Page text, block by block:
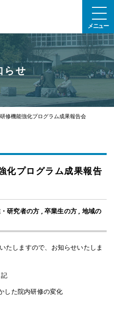
メニュー
らせ
修機能強化プログラム成果報告会
化プログラム成果報告
研究者の方 , 卒業生の方 , 地域の
たしますので、お知らせいたしま
記
した院内研修の変化